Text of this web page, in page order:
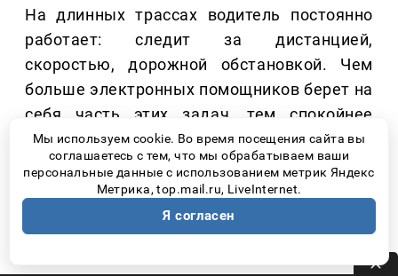
На длинных трассах водитель постоянно
работает: следит за дистанцией,
скоростью, дорожной обстановкой. Чем
больше электронных помощников берет на
себя часть этих задач, тем спокойнее
проходит поездка.
Сегодня особенно полезными становятся:
Адаптивный круиз-контроль;
Мы используем cookie. Во время посещения сайта вы
соглашаетесь с тем, что мы обрабатываем ваши
персональные данные с использованием метрик Яндекс
Метрика, top.mail.ru, LiveInternet.
Я согласен